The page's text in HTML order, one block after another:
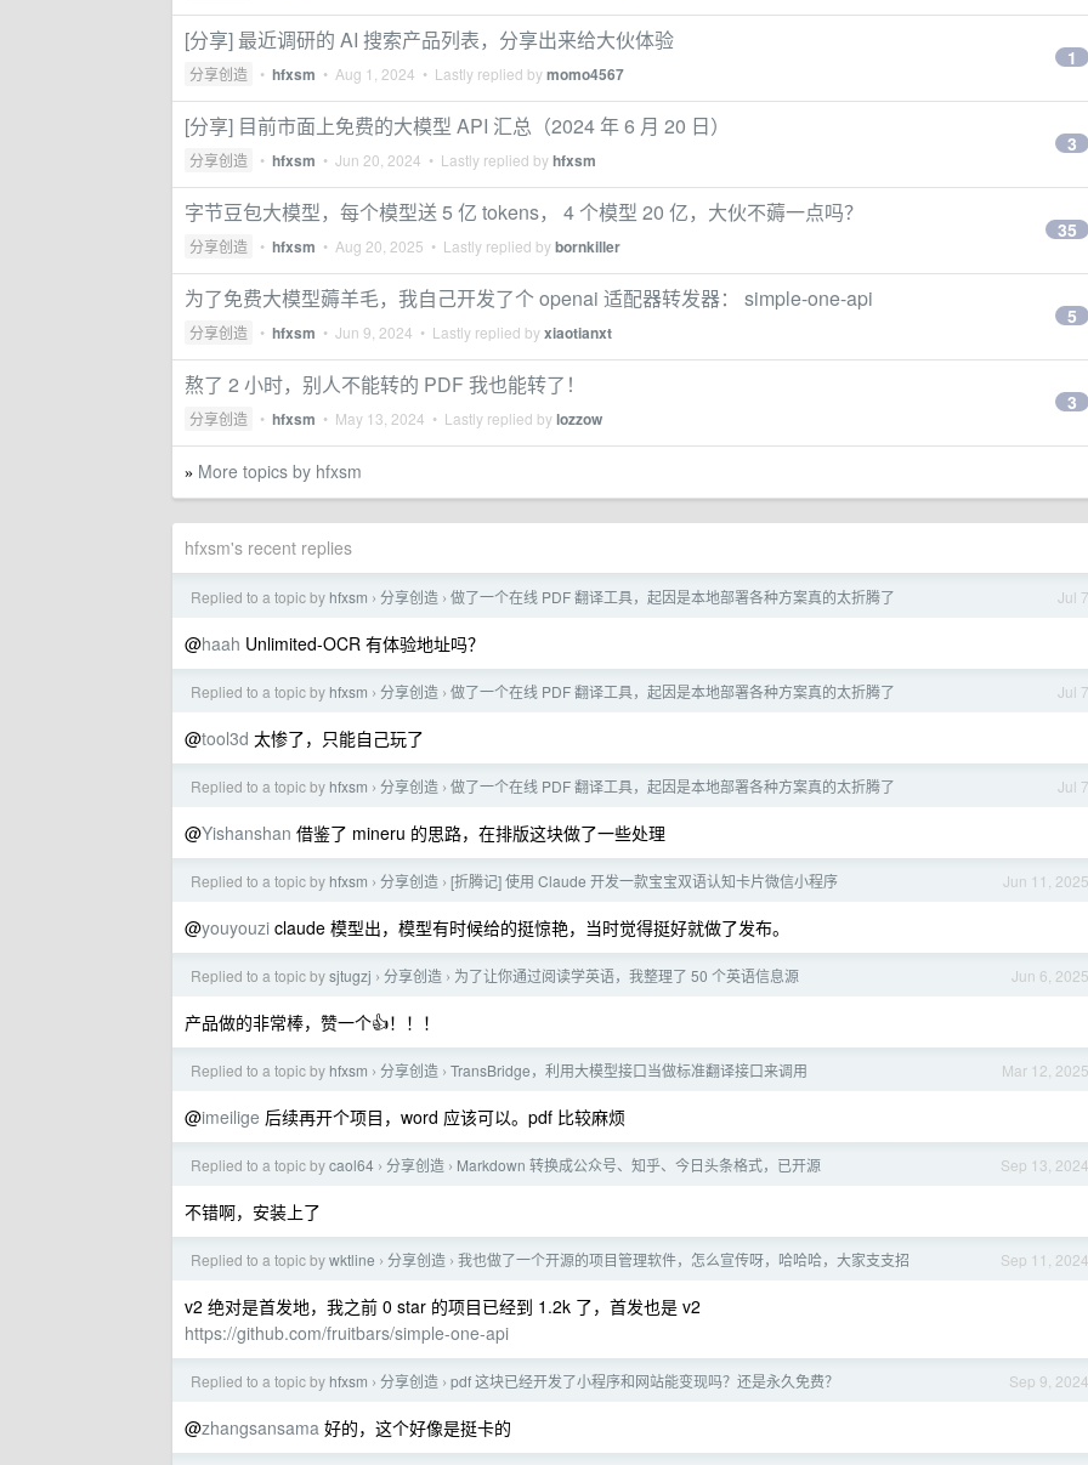
[分享] 最近调研的 AI 搜索产品列表，分享出来给大伙体验
分享创造 • hfxsm • Aug 1, 2024 • Lastly replied bymomo4567
1
[分享] 目前市面上免费的大模型 API 汇总（2024 年 6 月 20 日）
分享创造 • hfxsm • Jun 20, 2024 • Lastly replied byhfxsm
3
字节豆包大模型，每个模型送 5 亿 tokens， 4 个模型 20 亿，大伙不薅一点吗？
分享创造 • hfxsm • Aug 20, 2025 • Lastly replied bybornkiller
35
为了免费大模型薅羊毛，我自己开发了个 openai 适配器转发器： simple-one-api
分享创造 • hfxsm • Jun 9, 2024 • Lastly replied byxiaotianxt
5
熬了 2 小时，别人不能转的 PDF 我也能转了！
分享创造 • hfxsm • May 13, 2024 • Lastly replied bylozzow
3
» More topics by hfxsm
hfxsm's recent replies
Jul 7
Replied to a topic by hfxsm › 分享创造 › 做了一个在线 PDF 翻译工具，起因是本地部署各种方案真的太折腾了
@haah Unlimited-OCR 有体验地址吗？
Jul 7
Replied to a topic by hfxsm › 分享创造 › 做了一个在线 PDF 翻译工具，起因是本地部署各种方案真的太折腾了
@tool3d 太惨了，只能自己玩了
Jul 7
Replied to a topic by hfxsm › 分享创造 › 做了一个在线 PDF 翻译工具，起因是本地部署各种方案真的太折腾了
@Yishanshan 借鉴了 mineru 的思路，在排版这块做了一些处理
Jun 11, 2025
Replied to a topic by hfxsm › 分享创造 › [折腾记] 使用 Claude 开发一款宝宝双语认知卡片微信小程序
@youyouzi claude 模型出，模型有时候给的挺惊艳，当时觉得挺好就做了发布。
Jun 6, 2025
Replied to a topic bysjtugzj › 分享创造 › 为了让你通过阅读学英语，我整理了 50 个英语信息源
产品做的非常棒，赞一个👍！！！
Mar 12, 2025
Replied to a topic by hfxsm › 分享创造 › TransBridge，利用大模型接口当做标准翻译接口来调用
@imeilige 后续再开个项目，word 应该可以。pdf 比较麻烦
Sep 13, 2024
Replied to a topic bycaol64 › 分享创造 › Markdown 转换成公众号、知乎、今日头条格式，已开源
不错啊，安装上了
Sep 11, 2024
Replied to a topic bywktline › 分享创造 › 我也做了一个开源的项目管理软件，怎么宣传呀，哈哈哈，大家支支招
v2 绝对是首发地，我之前 0 star 的项目已经到 1.2k 了，首发也是 v2
https://github.com/fruitbars/simple-one-api
Sep 9, 2024
Replied to a topic by hfxsm › 分享创造 › pdf 这块已经开发了小程序和网站能变现吗？还是永久免费？
@zhangsansama 好的，这个好像是挺卡的